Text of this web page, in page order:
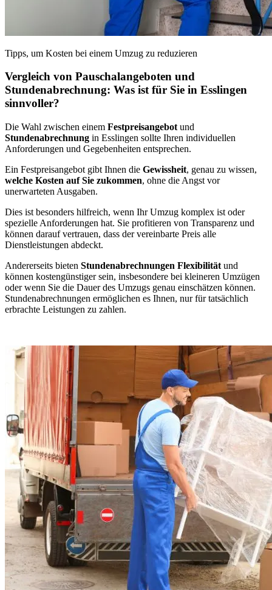
Tipps, um Kosten bei einem Umzug zu reduzieren
Vergleich von Pauschalangeboten und
Stundenabrechnung: Was ist für Sie in Esslingen
sinnvoller?
Die Wahl zwischen einem Festpreisangebot und
Stundenabrechnung in Esslingen sollte Ihren individuellen
Anforderungen und Gegebenheiten entsprechen.
Ein Festpreisangebot gibt Ihnen die Gewissheit, genau zu wissen,
welche Kosten auf Sie zukommen, ohne die Angst vor
unerwarteten Ausgaben.
Dies ist besonders hilfreich, wenn Ihr Umzug komplex ist oder
spezielle Anforderungen hat. Sie profitieren von Transparenz und
können darauf vertrauen, dass der vereinbarte Preis alle
Dienstleistungen abdeckt.
Andererseits bieten Stundenabrechnungen Flexibilität und
können kostengünstiger sein, insbesondere bei kleineren Umzügen
oder wenn Sie die Dauer des Umzugs genau einschätzen können.
Stundenabrechnungen ermöglichen es Ihnen, nur für tatsächlich
erbrachte Leistungen zu zahlen.